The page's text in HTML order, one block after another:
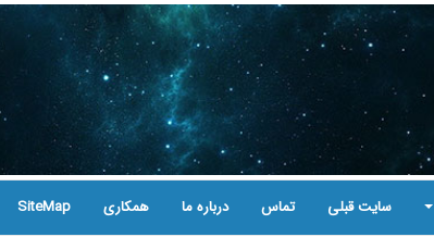
سایت قبلی تماس درباره ما همکاری SiteMap